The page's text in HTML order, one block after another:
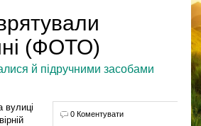
(ФОТО)
й підручними засобами
вулиці
0 Коментувати